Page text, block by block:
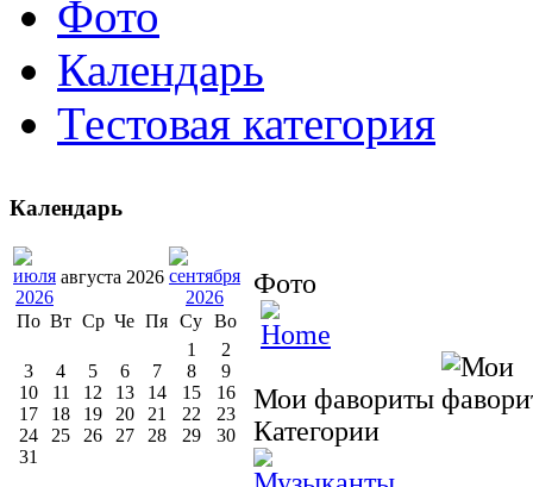
Фото
Календарь
Тестовая категория
Фото
Мои фавориты
Категории
Календарь
августа 2026
По Вт Ср Че Пя Су Во
1
2
3
4 5 6 7 8
9
10
11 12 13 14 15
16
17
18 19 20 21 22
23
24
25 26 27 28 29
30
31